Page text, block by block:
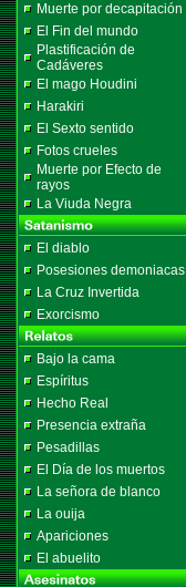
Muerte por decapitación
El Fin del mundo
Plastificación de
Cadáveres
El mago Houdini
Harakiri
El Sexto sentido
Fotos crueles
Muerte por Efecto de
rayos
La Viuda Negra
El diablo
Posesiones demoniacas
La Cruz Invertida
Exorcismo
Bajo la cama
Espíritus
Hecho Real
Presencia extraña
Pesadillas
El Día de los muertos
La señora de blanco
La ouija
Apariciones
El abuelito